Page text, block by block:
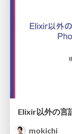
mokichi